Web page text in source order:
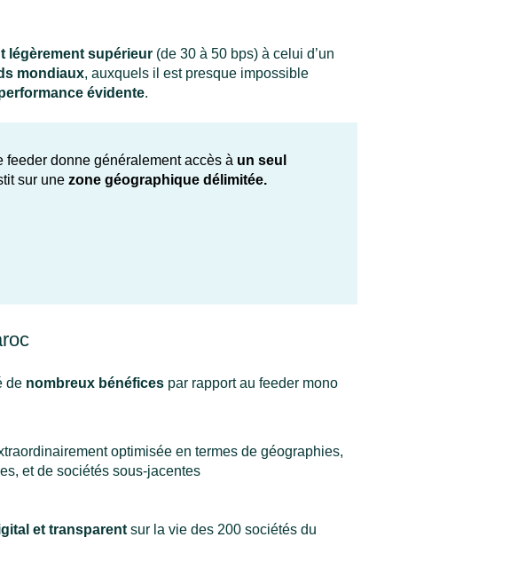
légèrement supérieur(de 30 à 50 bps) à celui d’un
mondiaux, auxquels il est presque impossible
évidente.
feeder donne généralement accès à un seul
sur une zone géographique délimitée.
de nombreux bénéficespar rapport au feeder mono
optimisée en termes de géographies,
et de sociétés sous-jacentes
et transparentsur la vie des 200 sociétés du